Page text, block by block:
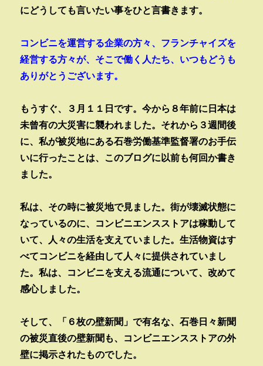
にどうしても言いたい事をひと言書きます。
コンビニを運営する企業の方々、フランチャイズを
経営する方々が、そこで働く人たち、いつもどうも
ありがとうございます。
もうすぐ、３月１１日です。今から８年前に日本は
未曾有の大災害に襲われました。それから３週間後
に、私が被災地にある石巻労働基準監督署のお手伝
いに行ったことは、このブログに以前も何回か書き
ました。
私は、その時に被災地で見ました。街が壊滅状態に
なっているのに、コンビニエンスストアは稼動して
いて、人々の生活を支えていました。生活物資はす
べてコンビニを経由して人々に提供されていまし
た。私は、コンビニを支える流通について、改めて
感心しました。
そして、「６枚の壁新聞」で有名な、石巻日々新聞
の被災直後の壁新聞も、コンビニエンスストアの外
壁に掲示されたものでした。